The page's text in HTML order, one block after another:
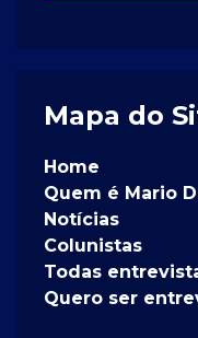
Mapa do
Home
Quem é Mario
Notícias
Colunistas
Todas
Quero ser